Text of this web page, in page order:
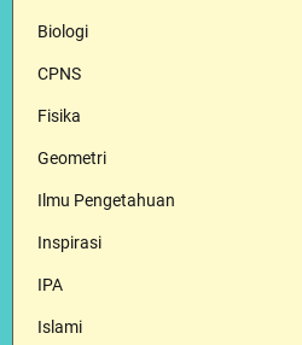
Biologi
CPNS
Fisika
Geometri
Ilmu Pengetahuan
Inspirasi
IPA
Islami